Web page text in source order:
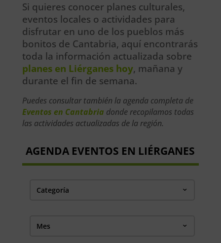
Si quieres conocer planes culturales,
eventos locales o actividades para
disfrutar en uno de los pueblos más
bonitos de Cantabria, aquí encontrarás
toda la información actualizada sobre
planes en Liérganes hoy, mañana y
durante el fin de semana.
Puedes consultar también la agenda completa de
Eventos en Cantabria donde recopilamos todas
las actividades actualizadas de la región.
AGENDA EVENTOS EN LIÉRGANES
Categoría
Mes